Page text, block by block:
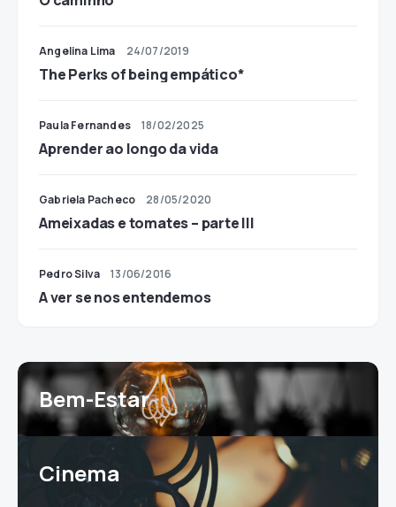
Angelina Lima 24/07/2019
The Perks of being empático*
Paula Fernandes 18/02/2025
Aprender ao longo da vida
Gabriela Pacheco 28/05/2020
Ameixadas e tomates – parte III
Pedro Silva 13/06/2016
A ver se nos entendemos
Bem-Estar
Cinema